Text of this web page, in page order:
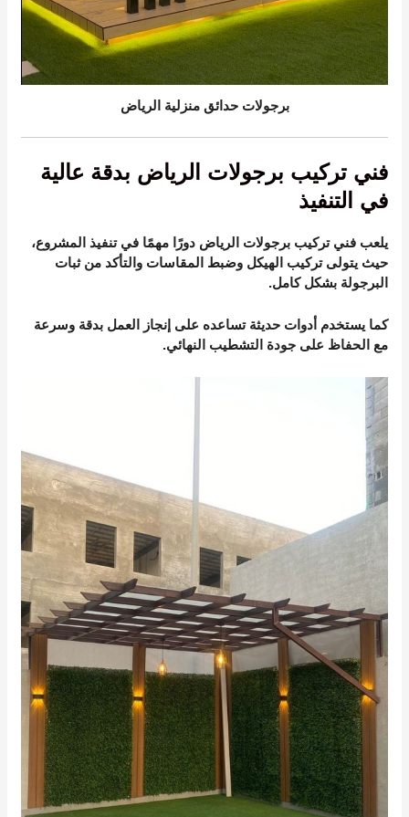
برجولات حدائق منزلية الرياض
فني تركيب برجولات الرياض بدقة عالية
في التنفيذ
يلعب فني تركيب برجولات الرياض دورًا مهمًا في تنفيذ المشروع،
حيث يتولى تركيب الهيكل وضبط المقاسات والتأكد من ثبات
البرجولة بشكل كامل.
كما يستخدم أدوات حديثة تساعده على إنجاز العمل بدقة وسرعة
مع الحفاظ على جودة التشطيب النهائي.